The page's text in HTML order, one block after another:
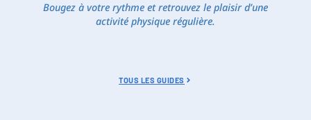
Bougez à votre rythme et retrouvez le plaisir d’une
activité physique régulière.
TOUS LES GUIDES